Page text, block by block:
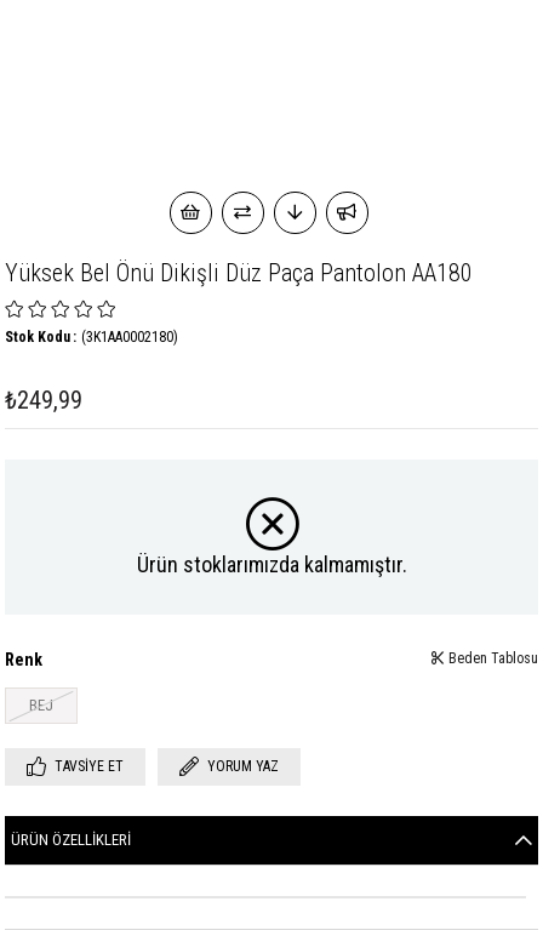
Yüksek Bel Önü Dikişli Düz Paça Pantolon AA180
(3K1AA0002180)
Stok Kodu
₺249,99
Ürün stoklarımızda kalmamıştır.
Renk
BEJ
Beden Tablosu
TAVSIYE ET YORUM YAZ
ÜRÜN ÖZELLIKLERI